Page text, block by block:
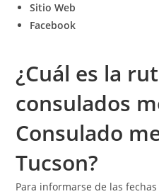
Sitio Web
Facebook
¿Cuál es la
consulados
Consulado
Tucson?
Para informarse de las